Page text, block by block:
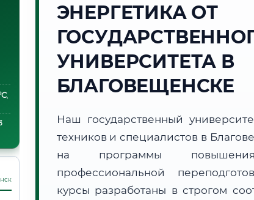
,
ЭНЕРГЕТИКА ОТ
УНИВЕРСИТЕТА В
БЛАГОВЕЩЕНСКЕ
Наш государственный
техников и специалистов в
на программы
профессиональной
курсы разработаны в строгом